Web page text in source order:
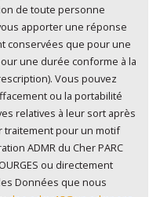
apporter une réponse
conservées que pour une
une durée conforme à la
Vous pouvez
ou la portabilité
relatives à leur sort après
traitement pour un motif
ADMR du Cher PARC
ou directement
Données que nous